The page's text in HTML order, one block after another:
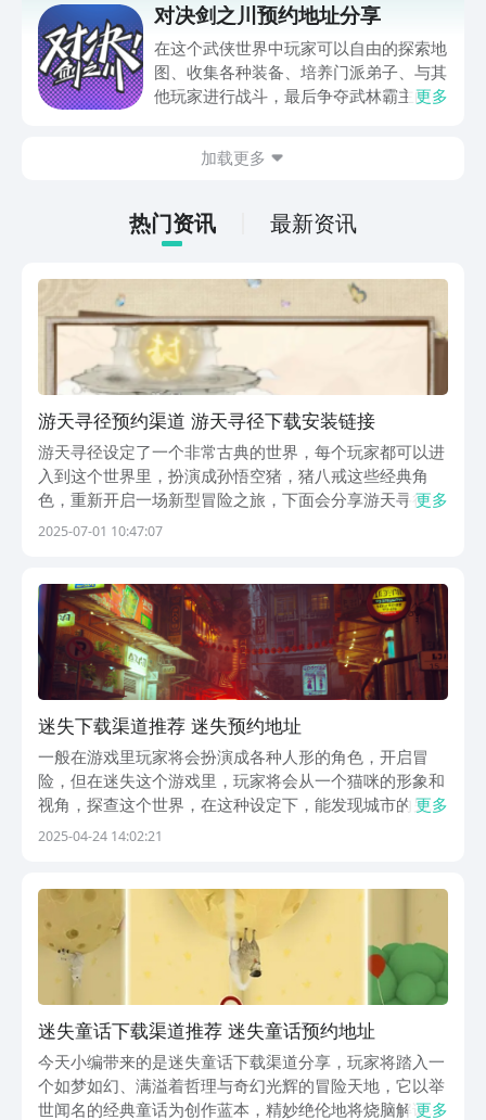
特殊的叙事方式。这些谈话不仅推动剧情
发展，而且深挖每个角色的内心世界，更
是对玩家自身认知的挑战。伴随着古典音
乐的旋律，将智慧与情感完美融合，为玩
对决剑之川预约地址分享
在这个武侠世界中玩家可以自由的探索地
图、收集各种装备、培养门派弟子、与其
他玩家进行战斗，最后争夺武林霸主的宝
对决剑之川预约地址，想要体验一把的小
入九游专区进行预约了，预约成功会第一
时间提醒玩家们游戏上线的。
更多
加载更多
热门资讯 最新资讯
游天寻径预约渠道 游天寻径下载安装链接
游天寻径设定了一个非常古典的世界，每个玩家都可以进
入到这个世界里，扮演成孙悟空猪，猪八戒这些经典角
色，重新开启一场新型冒险之旅，下面会分享游天寻径预
约渠道，为了让大家更了解游戏是的，也会对基础的设定
址》》》》...
更多
2025-07-01 10:47:07
迷失下载渠道推荐 迷失预约地址
一般在游戏里玩家将会扮演成各种人形的角色，开启冒
险，但在迷失这个游戏里，玩家将会从一个猫咪的形象和
视角，探查这个世界，在这种设定下，能发现城市的另一
面，下面会带来迷失下载渠道分享，如果比较喜欢解谜游
解...
更多
2025-04-24 14:02:21
迷失童话下载渠道推荐 迷失童话预约地址
今天小编带来的是迷失童话下载渠道分享，玩家将踏入一
个如梦如幻、满溢着哲理与奇幻光辉的冒险天地，它以举
世闻名的经典童话为创作蓝本，精妙绝伦地将烧脑解谜与
更多